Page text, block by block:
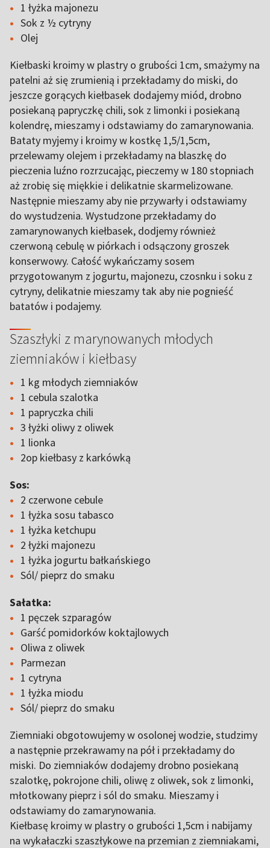
1 łyżka majonezu
Sok z ½ cytryny
Olej
Kiełbaski kroimy w plastry o grubości 1cm, smażymy na
patelni aż się zrumienią i przekładamy do miski, do
jeszcze gorących kiełbasek dodajemy miód, drobno
posiekaną papryczkę chili, sok z limonki i posiekaną
kolendrę, mieszamy i odstawiamy do zamarynowania.
Bataty myjemy i kroimy w kostkę 1,5/1,5cm,
przelewamy olejem i przekładamy na blaszkę do
pieczenia luźno rozrzucając, pieczemy w 180 stopniach
aż zrobię się miękkie i delikatnie skarmelizowane.
Następnie mieszamy aby nie przywarły i odstawiamy
do wystudzenia. Wystudzone przekładamy do
zamarynowanych kiełbasek, dodjemy również
czerwoną cebulę w piórkach i odsączony groszek
konserwowy. Całość wykańczamy sosem
przygotowanym z jogurtu, majonezu, czosnku i soku z
cytryny, delikatnie mieszamy tak aby nie pognieść
batatów i podajemy.
Szaszłyki z marynowanych młodych
ziemniaków i kiełbasy
1 kg młodych ziemniaków
1 cebula szalotka
1 papryczka chili
3 łyżki oliwy z oliwek
1 lionka
2op kiełbasy z karkówką
Sos:
2 czerwone cebule
1 łyżka sosu tabasco
1 łyżka ketchupu
2 łyżki majonezu
1 łyżka jogurtu bałkańskiego
Sól/ pieprz do smaku
Sałatka:
1 pęczek szparagów
Garść pomidorków koktajlowych
Oliwa z oliwek
Parmezan
1 cytryna
1 łyżka miodu
Sól/ pieprz do smaku
Ziemniaki obgotowujemy w osolonej wodzie, studzimy
a następnie przekrawamy na pół i przekładamy do
miski. Do ziemniaków dodajemy drobno posiekaną
szalotkę, pokrojone chili, oliwę z oliwek, sok z limonki,
młotkowany pieprz i sól do smaku. Mieszamy i
odstawiamy do zamarynowania.
Kiełbasę kroimy w plastry o grubości 1,5cm i nabijamy
na wykałaczki szaszłykowe na przemian z ziemniakami,